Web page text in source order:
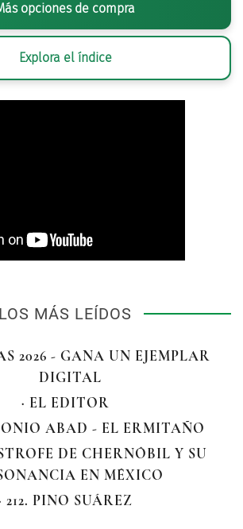
opciones de compra
Explora el índice
LOS MÁS LEÍDOS
2026 - GANA UN EJEMPLAR
DIGITAL
· EL EDITOR
ABAD - EL ERMITAÑO
DE CHERNÓBIL Y SU
EN MÉXICO
212. PINO SUÁREZ